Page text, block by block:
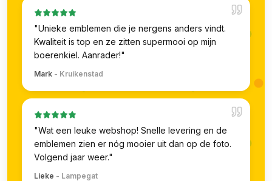
"Unieke emblemen die je nergens anders vindt.
Kwaliteit is top en ze zitten supermooi op mijn
boerenkiel. Aanrader!"
Mark - Kruikenstad
"Wat een leuke webshop! Snelle levering en de
emblemen zien er nóg mooier uit dan op de foto.
Volgend jaar weer."
Lieke - Lampegat